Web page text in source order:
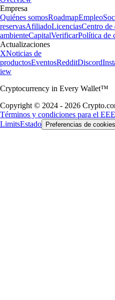
Empresa
Quiénes somosRoadmapEmpleo
reservasAfiliadoLicenciasCentro de
ambienteCapitalVerificarPolítica de
Actualizaciones
XNoticias de
productosEventosRedditDiscord
iew
Cryptocurrency in Every Wallet™
Copyright © 2024 - 2026
Términos y condiciones para el EEE
LimitsEstado Preferencias de cookies